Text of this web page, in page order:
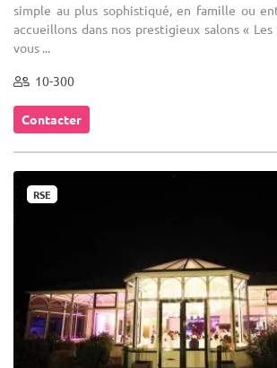
simple au plus sophistiqué, en famille ou
accueillons dans nos prestigieux salons «
vous ...
10-300
Contacter
RSE